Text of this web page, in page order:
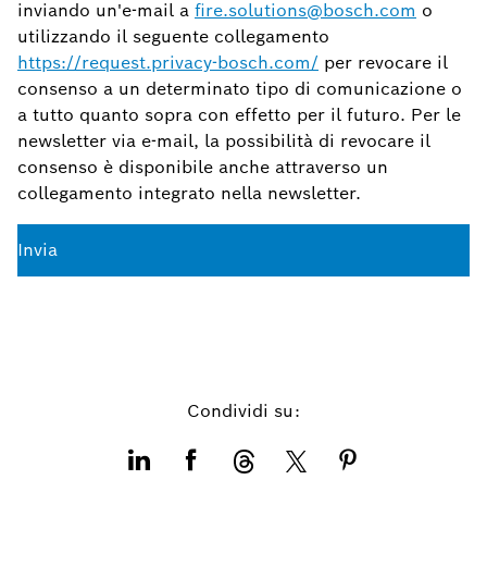
inviando un'e-mail a fire.solutions@bosch.com o
utilizzando il seguente collegamento
https://request.privacy-bosch.com/ per revocare il
consenso a un determinato tipo di comunicazione o
a tutto quanto sopra con effetto per il futuro. Per le
newsletter via e-mail, la possibilità di revocare il
consenso è disponibile anche attraverso un
collegamento integrato nella newsletter.
Invia
Condividi su: